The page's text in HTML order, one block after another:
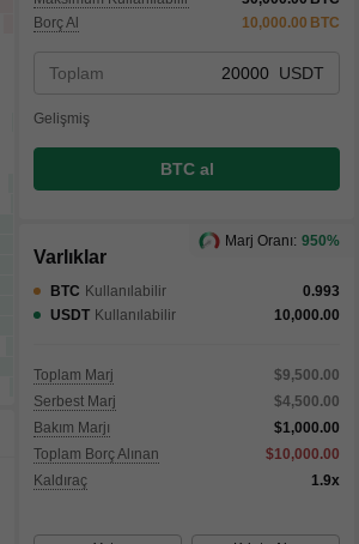
Borç Al
10,000.00 BTC
Toplam USDT
Gelişmiş
BTC al
Varlıklar
BTC Kullanılabilir
0.993
USDT Kullanılabilir 10,000.00
Toplam Marj
$9,500.00
Serbest Marj
$4,500.00
Bakım Marjı
$1,000.00
Toplam Borç Alınan
$10,000.00
Kaldıraç
1.9x
Marj Oranı: 950%